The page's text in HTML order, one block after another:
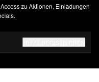
zu Aktionen, Einladungen